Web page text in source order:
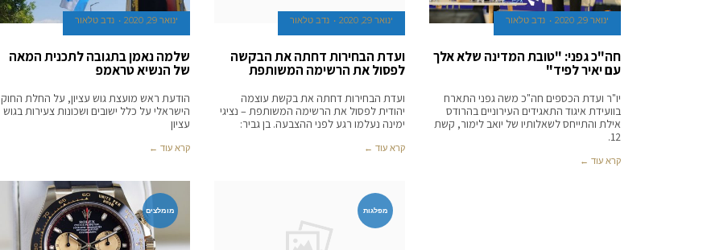
ינואר 29, 2020 נדב טלאור
חה"כ גפני: "טובת המדינה שלא אלך
עם יאיר לפיד"
יו"ר ועדת הכספים חה"כ משה גפני התארח
בוועידת איגוד התאגידים העירוניים בהרודס
אילת והתייחס לשאלותיו של יואב לימור, קשת
12.
קרא עוד ←
ינואר 29, 2020 נדב טלאור
ועדת הבחירות דחתה את הבקשה
לפסול את הרשימה המשותפת
ועדת הבחירות דחתה את בקשת עוצמה
יהודית לפסול את הרשימה המשותפת – נציגי
ימינה נעלמו רגע לפני ההצבעה. בן גביר:
קרא עוד ←
ינואר 29, 2020 נדב טלאור
שלמה נאמן בתגובה לתכנית המאה
של הנשיא טראמפ
הודעת ראש מועצת גוש עציון, על החלת החוק
הישראלי על כלל ישובים ושכונות צעירות בגוש
עציון
קרא עוד ←
מפלגות מומלצים